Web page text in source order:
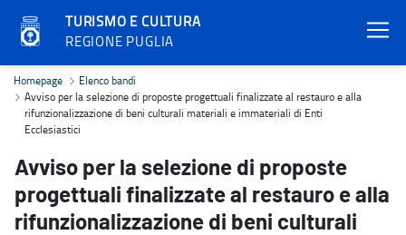
TURISMO E CULTURA
REGIONE PUGLIA
Avviso per la selezione di proposte progettuali finalizzate al
Homepage
Elenco bandi
Avviso per la selezione di proposte progettuali finalizzate al restauro e alla
rifunzionalizzazione di beni culturali materiali e immateriali di Enti
Ecclesiastici
Avviso per la selezione di proposte
progettuali finalizzate al restauro e alla
rifunzionalizzazione di beni culturali